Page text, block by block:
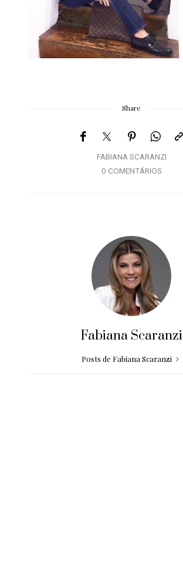
Share
FABIANA SCARANZI
0 COMENTÁRIOS
Fabiana Scaranzi
Posts de Fabiana Scaranzi